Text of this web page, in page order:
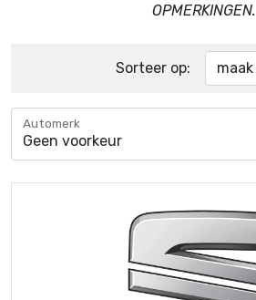
OPMERKINGEN.
Sorteer op:
Automerk